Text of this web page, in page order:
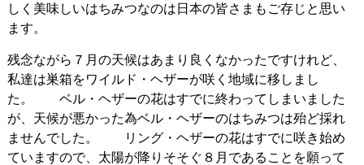
しく美味しいはちみつなのは日本の皆さまもご存じと思い
ます。
残念ながら７月の天候はあまり良くなかったですけれど、
私達は巣箱をワイルド・ヘザーが咲く地域に移しまし
た。 ベル・ヘザーの花はすでに終わってしまいました
が、天候が悪かった為ベル・ヘザーのはちみつは殆ど採れ
ませんでした。 リング・ヘザーの花はすでに咲き始め
ていますので、太陽が降りそそぐ８月であることを願って